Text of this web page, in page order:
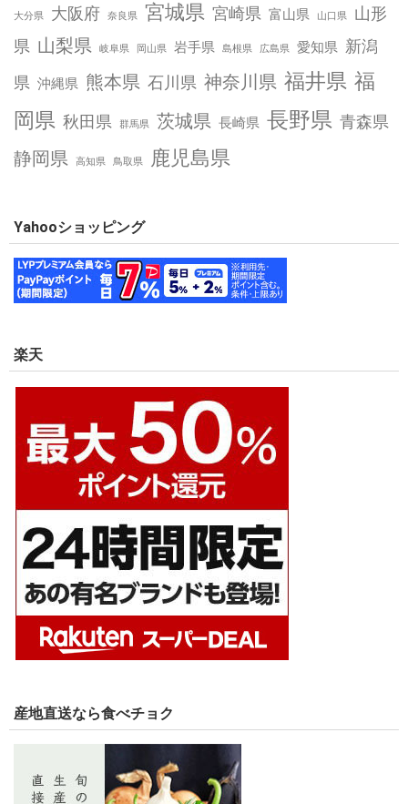
大分県 大阪府 奈良県 宮城県 宮崎県 富山県 山口県
山形
県 山梨県 岐阜県 岡山県 岩手県 島根県 広島県 愛知県 新潟
県 沖縄県 熊本県 石川県 神奈川県 福井県 福
岡県 秋田県 群馬県 茨城県 長崎県 長野県 青森県
静岡県 高知県 鳥取県 鹿児島県
Yahooショッピング
楽天
産地直送なら食べチョク